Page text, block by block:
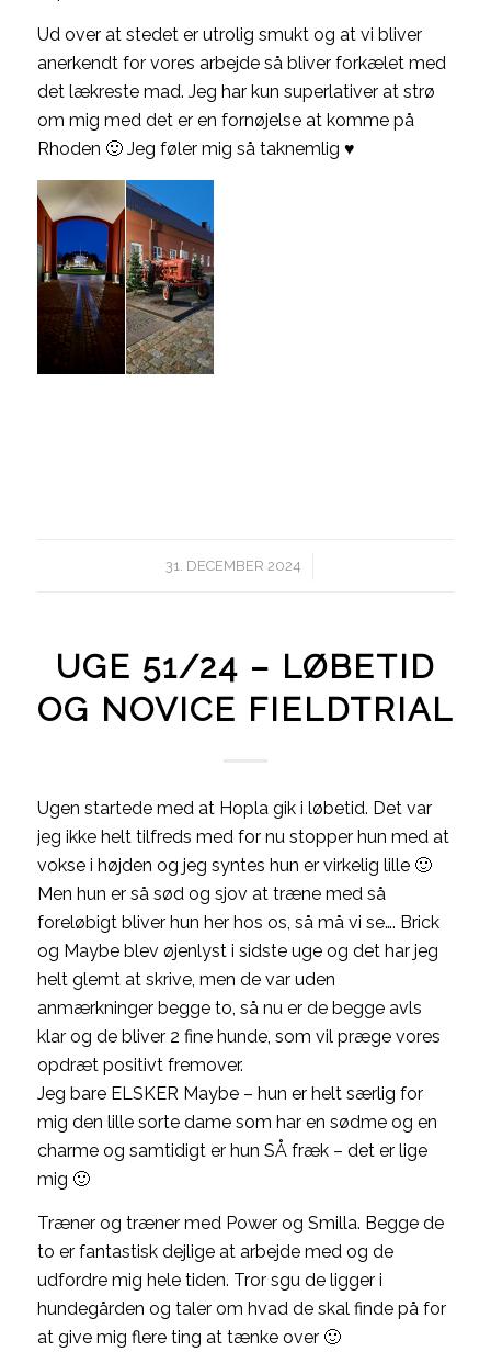
Ud over at stedet er utrolig smukt og at vi bliver
anerkendt for vores arbejde så bliver forkælet med
det lækreste mad. Jeg har kun superlativer at strø
om mig med det er en fornøjelse at komme på
Rhoden 🙂 Jeg føler mig så taknemlig ♥
31. DECEMBER 2024
/
UGE 51/24 – LØBETID
OG NOVICE FIELDTRIAL
Ugen startede med at Hopla gik i løbetid. Det var
jeg ikke helt tilfreds med for nu stopper hun med at
vokse i højden og jeg syntes hun er virkelig lille 🙂
Men hun er så sød og sjov at træne med så
foreløbigt bliver hun her hos os, så må vi se…. Brick
og Maybe blev øjenlyst i sidste uge og det har jeg
helt glemt at skrive, men de var uden
anmærkninger begge to, så nu er de begge avls
klar og de bliver 2 fine hunde, som vil præge vores
opdræt positivt fremover.
Jeg bare ELSKER Maybe – hun er helt særlig for
mig den lille sorte dame som har en sødme og en
charme og samtidigt er hun SÅ fræk – det er lige
mig 🙂
Træner og træner med Power og Smilla. Begge de
to er fantastisk dejlige at arbejde med og de
udfordre mig hele tiden. Tror sgu de ligger i
hundegården og taler om hvad de skal finde på for
at give mig flere ting at tænke over 🙂